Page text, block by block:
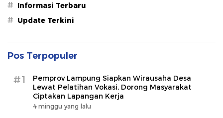
# Informasi Terbaru
# Update Terkini
Pos Terpopuler
#1
Pemprov Lampung Siapkan Wirausaha Desa
Lewat Pelatihan Vokasi, Dorong Masyarakat
Ciptakan Lapangan Kerja
4 minggu yang lalu